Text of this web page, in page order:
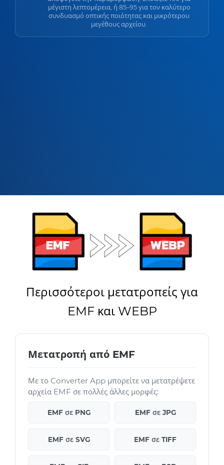
μέγιστη λεπτομέρεια, ή 85–95 για τον καλύτερο
συνδυασμό οπτικής ποιότητας και μικρότερου
μεγέθους αρχείου.
Περισσότεροι μετατροπείς για
EMF και WEBP
Μετατροπή από EMF
Με το Converter App μπορείτε να μετατρέψετε
αρχεία EMF σε πολλές άλλες μορφές:
EMF σε PNG EMF σε JPG
EMF σε SVG EMF σε TIFF